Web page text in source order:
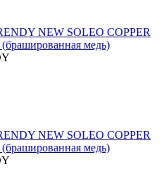
NEW SOLEO COPPER
медь)
NEW SOLEO COPPER
медь)